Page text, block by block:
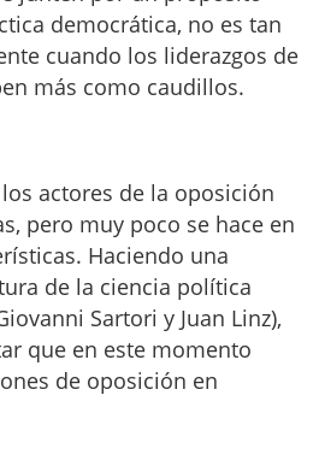
democrática, no es tan
cuando los liderazgos de
más como caudillos.
actores de la oposición
pero muy poco se hace en
Haciendo una
de la ciencia política
Sartori y Juan Linz),
que en este momento
de oposición en